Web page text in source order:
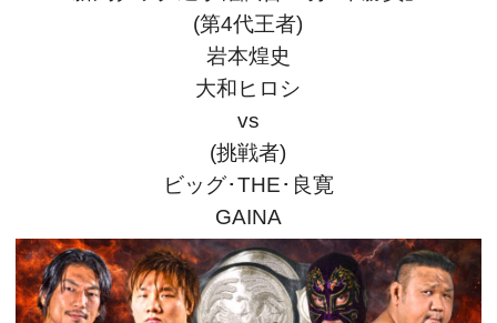
(第4代王者)
岩本煌史
大和ヒロシ
vs
(挑戦者)
ビッグ･THE･良寛
GAINA